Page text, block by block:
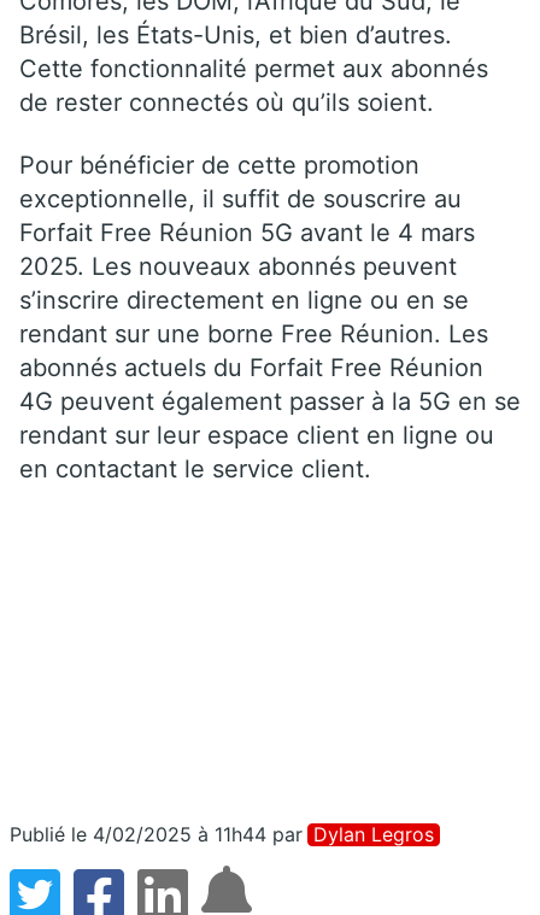
Brésil, les États-Unis, et bien d’autres.
Cette fonctionnalité permet aux abonnés
de rester connectés où qu’ils soient.
Pour bénéficier de cette promotion
exceptionnelle, il suffit de souscrire au
Forfait Free Réunion 5G avant le 4 mars
2025. Les nouveaux abonnés peuvent
s’inscrire directement en ligne ou en se
rendant sur une borne Free Réunion. Les
abonnés actuels du Forfait Free Réunion
4G peuvent également passer à la 5G en se
rendant sur leur espace client en ligne ou
en contactant le service client.
Publié le 4/02/2025 à 11h44 par Dylan Legros